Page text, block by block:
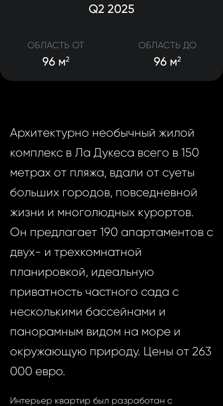
ОБЛАСТЬ ОТ
96 м2
ОБЛАСТЬ ДО
96 м2
Q2 2025
Архитектурно необычный жилой
комплекс в Ла Дукеса всего в 150
метрах от пляжа, вдали от суеты
больших городов, повседневной
жизни и многолюдных курортов.
Он предлагает 190 апартаментов с
двух- и трехкомнатной
планировкой, идеальную
приватность частного сада с
несколькими бассейнами и
панорамным видом на море и
окружающую природу. Цены от 263
000 евро.
Интерьер квартир был разработан с